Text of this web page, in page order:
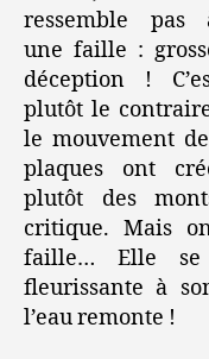
ressemble pas
une faille :
déception !
plutôt le
le mouvement
plaques ont
plutôt des
critique. Mais
faille… Elle
fleurissante à
l’eau remonte !